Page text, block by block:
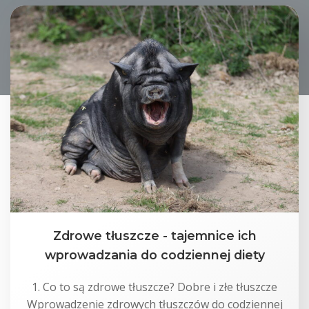
Zdrowe tłuszcze - tajemnice ich
wprowadzania do codziennej diety
1. Co to są zdrowe tłuszcze? Dobre i złe tłuszcze
Wprowadzenie zdrowych tłuszczów do codziennej